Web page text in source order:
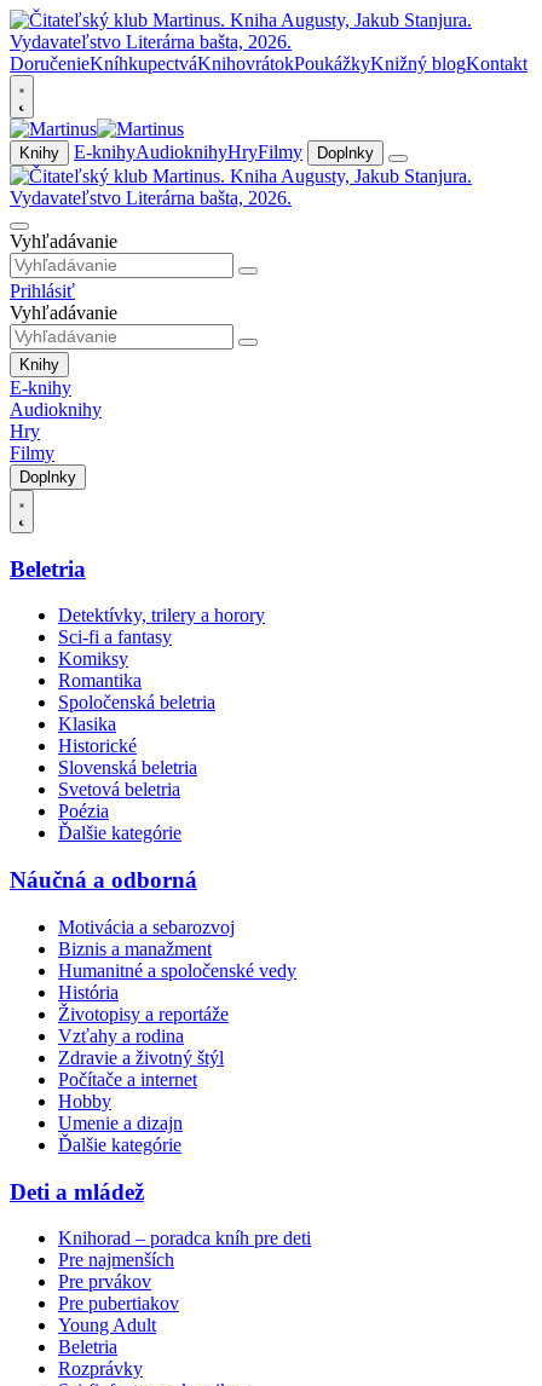
DoručenieKníhkupectváKnihovrátokPoukážkyKnižný blogKontakt
Knihy E-knihyAudioknihyHryFilmy Doplnky
Vyhľadávanie
Prihlásiť
Vyhľadávanie
Knihy
E-knihy
Audioknihy
Hry
Filmy
Doplnky
Beletria
Detektívky, trilery a horory
Sci-fi a fantasy
Komiksy
Romantika
Spoločenská beletria
Klasika
Historické
Slovenská beletria
Svetová beletria
Poézia
Ďalšie kategórie
Náučná a odborná
Motivácia a sebarozvoj
Biznis a manažment
Humanitné a spoločenské vedy
História
Životopisy a reportáže
Vzťahy a rodina
Zdravie a životný štýl
Počítače a internet
Hobby
Umenie a dizajn
Ďalšie kategórie
Deti a mládež
Knihorad – poradca kníh pre deti
Pre najmenších
Pre prvákov
Pre pubertiakov
Young Adult
Beletria
Rozprávky